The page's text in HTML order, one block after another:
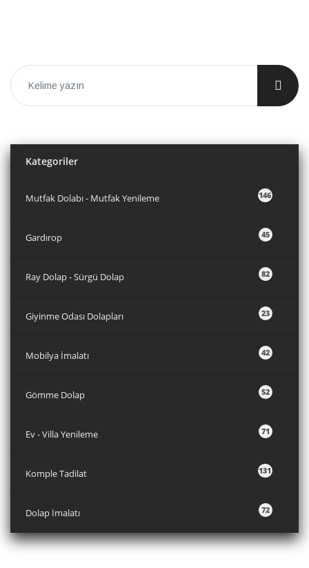
Kategoriler
146
Mutfak Dolabı - Mutfak Yenileme
45
Gardırop
82
Ray Dolap - Sürgü Dolap
23
Giyinme Odası Dolapları
42
Mobilya İmalatı
52
Gömme Dolap
71
Ev - Villa Yenileme
131
Komple Tadilat
72
Dolap İmalatı